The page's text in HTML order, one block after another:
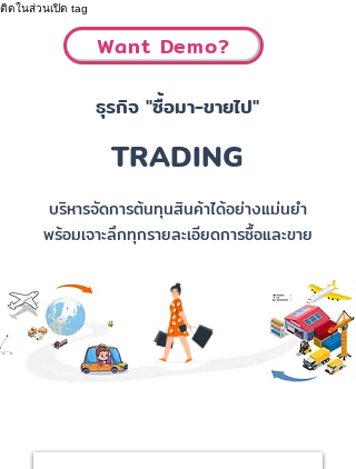
ติดในส่วนเปิด tag
Want Demo?
ธุรกิจ "ซื้อมา-ขายไป"
TRADING
บริหารจัดการต้นทุนสินค้าได้อย่างแม่นยำ
พร้อมเจาะลึกทุกรายละเอียดการซื้อและขาย